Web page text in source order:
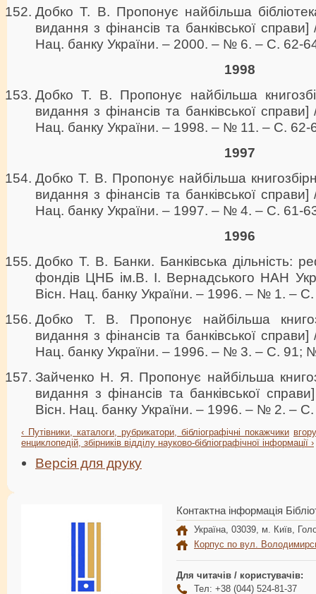
Добко Т. В. Пропонує найбільша
видання з фінансів та банківської
Нац. банку України. – 2000. – № 6. – С. 62-
1998
Добко Т. В. Пропонує найбільша
видання з фінансів та банківської
Нац. банку України. – 1998. – № 11. – С. 62-
1997
Добко Т. В. Пропонує найбільша
видання з фінансів та банківської
Нац. банку України. – 1997. – № 4. – С. 61-
1996
Добко Т. В. Банки. Банківська дільність:
фондів ЦНБ ім.В. І. Вернадського НАН
Вісн. Нац. банку України. – 1996. – № 1. –
Добко Т. В. Пропонує найбільша
видання з фінансів та банківської
Нац. банку України. – 1996. – № 3. – С. 91;
Зайченко Н. Я. Пропонує найбільша
видання з фінансів та банківської
Вісн. Нац. банку України. – 1996. – № 2. –
‹ Путівники, каталоги, рубрикатори, бібліографічні покажчики вгору
енциклопедій, збірників відділу науково-бібліографічної інформації ›
Версія для друку
Контактна інформація
Україна, 03039, м. Київ,
Корпус по вул.
Для читачів / користувачів:
Тел: +38 (044) 524-81-37